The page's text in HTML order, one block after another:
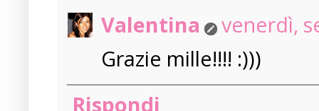
Valentina
venerdì,
Grazie mille!!!! :)))
Rispondi